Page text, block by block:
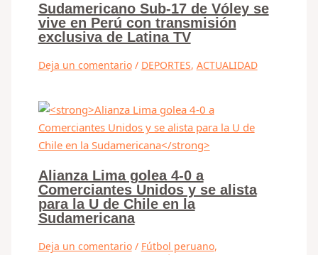
Sudamericano Sub-17 de Vóley se
vive en Perú con transmisión
exclusiva de Latina TV
Deja un comentario / DEPORTES, ACTUALIDAD
Alianza Lima golea 4-0 a
Comerciantes Unidos y se alista
para la U de Chile en la
Sudamericana
Deja un comentario / Fútbol peruano,